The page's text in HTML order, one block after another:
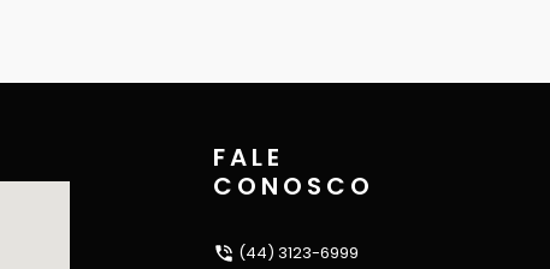
FALE
CONOSCO
(44) 3123-6999